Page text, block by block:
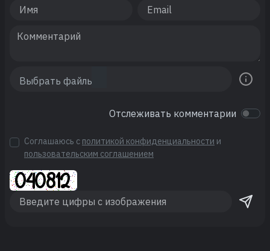
Отслеживать комментарии
Соглашаюсь с политикой конфиденциальности и
пользовательским соглашением